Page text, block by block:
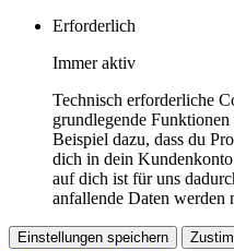
Erforderlich
Immer aktiv
Technisch erforderliche
grundlegende
Beispiel dazu, dass du
dich in dein
auf dich ist für uns
anfallende Daten werden
Einstellungen speichern